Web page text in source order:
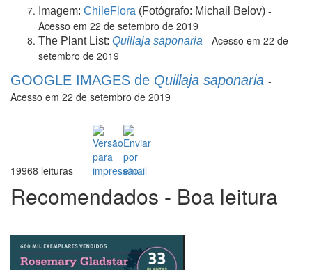
Imagem: ChileFlora (Fotógrafo: Michail Belov) -
Acesso em 22 de setembro de 2019
The Plant List: Quillaja saponaria - Acesso em 22 de
setembro de 2019
GOOGLE IMAGES de Quillaja saponaria -
Acesso em 22 de setembro de 2019
19968 leituras
Recomendados - Boa leitura